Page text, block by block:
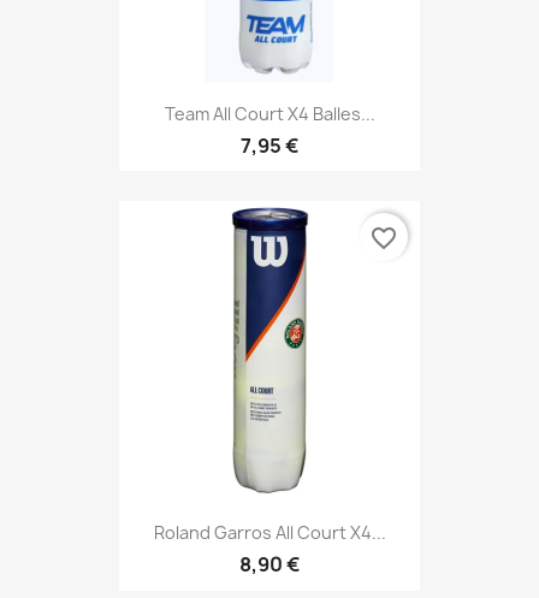
Team All Court X4 Balles...
7,95 €
Roland Garros All Court X4...
8,90 €
favorite_border